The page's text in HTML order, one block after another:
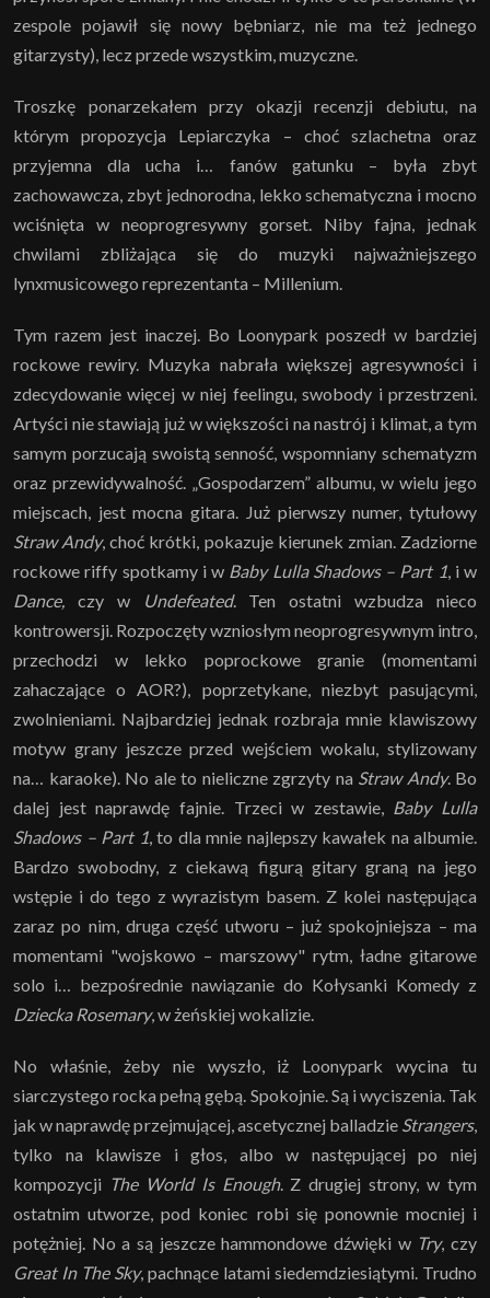
zespole pojawił się nowy bębniarz, nie ma też jednego
gitarzysty), lecz przede wszystkim, muzyczne.
Troszkę ponarzekałem przy okazji recenzji debiutu, na
którym propozycja Lepiarczyka – choć szlachetna oraz
przyjemna dla ucha i… fanów gatunku – była zbyt
zachowawcza, zbyt jednorodna, lekko schematyczna i mocno
wciśnięta w neoprogresywny gorset. Niby fajna, jednak
chwilami zbliżająca się do muzyki najważniejszego
lynxmusicowego reprezentanta – Millenium.
Tym razem jest inaczej. Bo Loonypark poszedł w bardziej
rockowe rewiry. Muzyka nabrała większej agresywności i
zdecydowanie więcej w niej feelingu, swobody i przestrzeni.
Artyści nie stawiają już w większości na nastrój i klimat, a tym
samym porzucają swoistą senność, wspomniany schematyzm
oraz przewidywalność. „Gospodarzem” albumu, w wielu jego
miejscach, jest mocna gitara. Już pierwszy numer, tytułowy
Straw Andy, choć krótki, pokazuje kierunek zmian. Zadziorne
rockowe riffy spotkamy i w Baby Lulla Shadows – Part 1, i w
Dance,
czy w Undefeated. Ten ostatni wzbudza nieco
kontrowersji. Rozpoczęty wzniosłym neoprogresywnym intro,
przechodzi w lekko poprockowe granie (momentami
zahaczające o AOR?), poprzetykane, niezbyt pasującymi,
zwolnieniami. Najbardziej jednak rozbraja mnie klawiszowy
motyw grany jeszcze przed wejściem wokalu, stylizowany
na… karaoke). No ale to nieliczne zgrzyty na Straw Andy. Bo
dalej jest naprawdę fajnie. Trzeci w zestawie, Baby Lulla
Shadows – Part 1, to dla mnie najlepszy kawałek na albumie.
Bardzo swobodny, z ciekawą figurą gitary graną na jego
wstępie i do tego z wyrazistym basem. Z kolei następująca
zaraz po nim, druga część utworu – już spokojniejsza – ma
momentami "wojskowo – marszowy" rytm, ładne gitarowe
solo i… bezpośrednie nawiązanie do Kołysanki Komedy z
Dziecka Rosemary, w żeńskiej wokalizie.
No właśnie, żeby nie wyszło, iż Loonypark wycina tu
siarczystego rocka pełną gębą. Spokojnie. Są i wyciszenia. Tak
jak w naprawdę przejmującej, ascetycznej balladzie Strangers,
tylko na klawisze i głos, albo w następującej po niej
kompozycji The World Is Enough. Z drugiej strony, w tym
ostatnim utworze, pod koniec robi się ponownie mocniej i
potężniej. No a są jeszcze hammondowe dźwięki w Try, czy
Great In The Sky, pachnące latami siedemdziesiątymi. Trudno